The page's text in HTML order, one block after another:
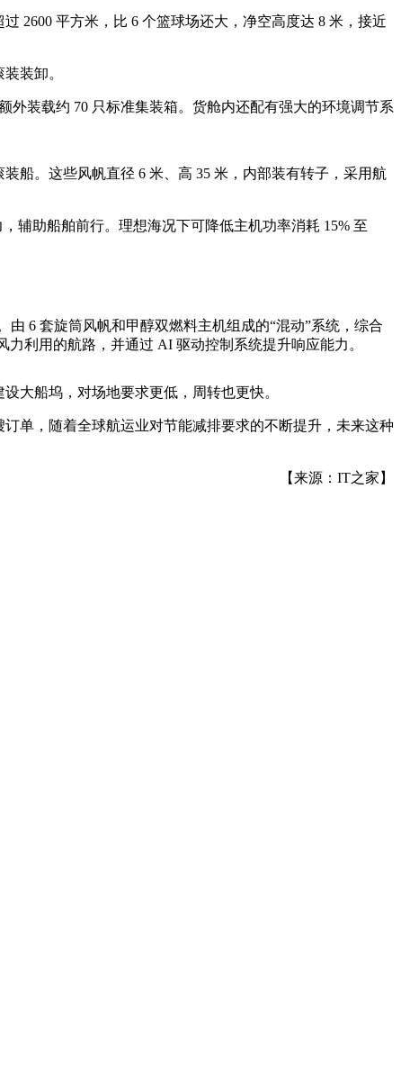
2600 平方米，比 6 个篮球场还大，净空高度达 8 米，接近
装卸。
装载约 70 只标准集装箱。货舱内还配有强大的环境调节系
船。这些风帆直径 6 米、高 35 米，内部装有转子，采用航
辅助船舶前行。理想海况下可降低主机功率消耗 15% 至
6 套旋筒风帆和甲醇双燃料主机组成的“混动”系统，综合
利用的航路，并通过 AI 驱动控制系统提升响应能力。
大船坞，对场地要求更低，周转也更快。
单，随着全球航运业对节能减排要求的不断提升，未来这种
【来源：IT之家】